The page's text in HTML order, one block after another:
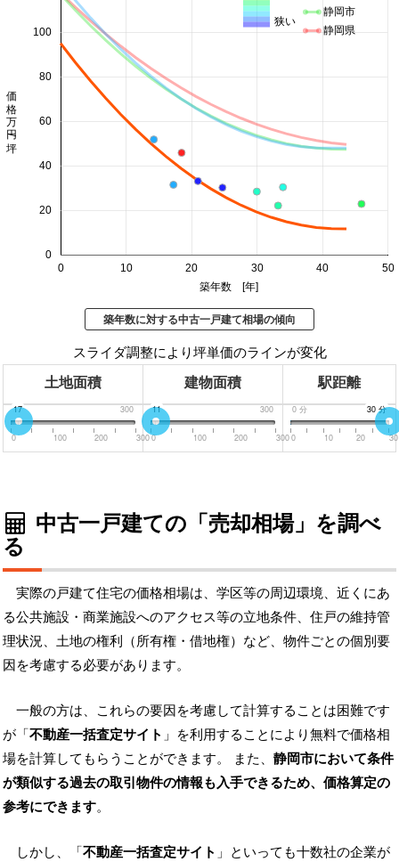
0 10 20 30 40 50
0
20
40
60
80
100
築年数 [年]
価格 万円/坪
静岡市
静岡県
狭い
築年数に対する中古一戸建て相場の傾向
スライダ調整により坪単価のラインが変化
土地面積 建物面積 駅距離
0 300
17
0 100 200 300
0 300
11
0 100 200 300
0 分 30 分
30 分
0 10 20 30
中古一戸建ての「売却相場」を調べ
る
実際の戸建て住宅の価格相場は、学区等の周辺環境、近くにあ
る公共施設・商業施設へのアクセス等の立地条件、住戸の維持管
理状況、土地の権利（所有権・借地権）など、物件ごとの個別要
因を考慮する必要があります。
一般の方は、これらの要因を考慮して計算することは困難です
が「不動産一括査定サイト 」を利用することにより無料で価格相
場を計算してもらうことができます。 また、 静岡市において条件
が類似する過去の取引物件の情報も入手できるため、価格算定の
参考にできます。
しかし、「不動産一括査定サイト 」といっても十数社の企業が